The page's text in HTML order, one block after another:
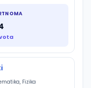
Fizika